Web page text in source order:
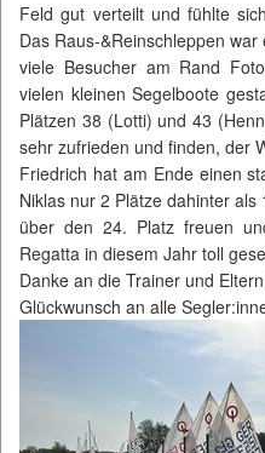
Feld gut verteilt und fühlte
Das Raus-&Reinschleppen
viele Besucher am Rand
vielen kleinen Segelboote
Plätzen 38 (Lotti) und 43
sehr zufrieden und finden, der
Friedrich hat am Ende einen
Niklas nur 2 Plätze dahinter
über den 24. Platz freuen
Regatta in diesem Jahr toll
Danke an die Trainer und
Glückwunsch an alle